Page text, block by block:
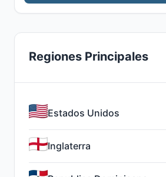
Regiones Principales
Estados Unidos
Inglaterra